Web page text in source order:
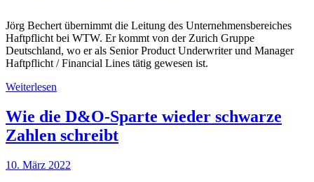
Jörg Bechert übernimmt die Leitung des Unternehmensbereiches
Haftpflicht bei WTW. Er kommt von der Zurich Gruppe
Deutschland, wo er als Senior Product Underwriter und Manager
Haftpflicht / Financial Lines tätig gewesen ist.
Weiterlesen
Wie die D&O-Sparte wieder schwarze
Zahlen schreibt
10. März 2022